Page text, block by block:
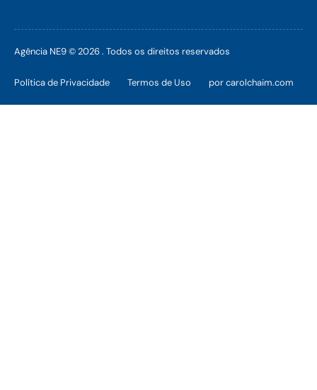
Agência NE9 © 2026 . Todos os direitos reservados
Política de Privacidade Termos de Uso por carolchaim.com